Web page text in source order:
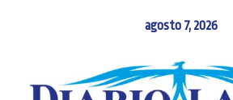
agosto 7, 2026